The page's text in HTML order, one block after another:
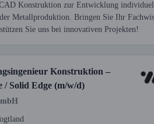
Konstruktion zur Entwicklung
Metallproduktion. Bringen Sie Ihr
Sie uns bei innovativen Projekten!
Konstruktion –
/ Solid Edge (m/w/d)